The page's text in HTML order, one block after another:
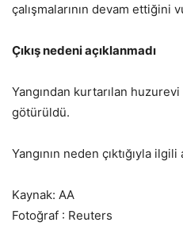
çalışmalarının devam ettiğini
Çıkış nedeni açıklanmadı
Yangından kurtarılan
götürüldü.
Yangının neden çıktığıyla ilgili
Kaynak: AA
Fotoğraf : Reuters